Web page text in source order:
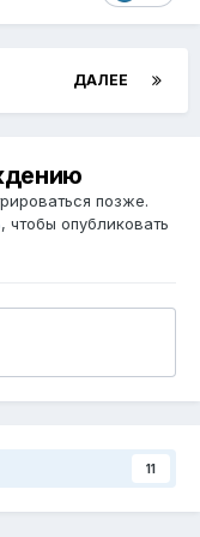
ДАЛЕЕ
позже.
, чтобы опубликовать
11